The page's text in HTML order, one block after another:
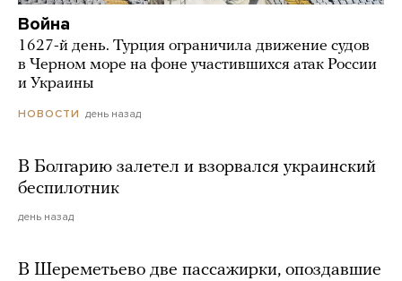
Война
1627-й день. Турция ограничила движение судов
в Черном море на фоне участившихся атак России
и Украины
НОВОСТИ день назад
В Болгарию залетел и взорвался украинский
беспилотник
день назад
В Шереметьево две пассажирки, опоздавшие